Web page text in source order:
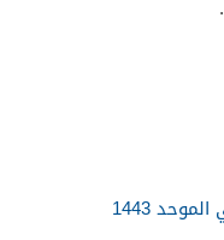
1443